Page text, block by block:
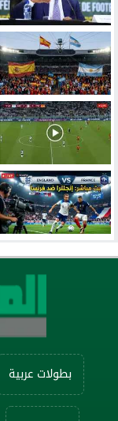
بطولات عربية